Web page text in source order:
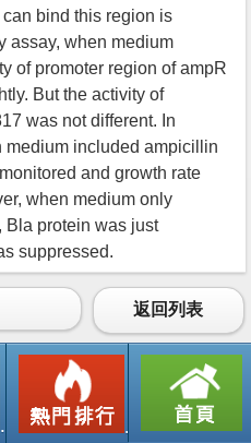
bind this region is
assay, when medium
of promoter region of ampR
But the activity of
was not different. In
medium included ampicillin
and growth rate
when medium only
protein was just
suppressed.
返回列表